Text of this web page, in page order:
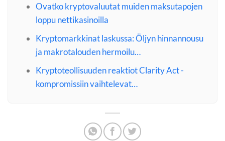
Ovatko kryptovaluutat muiden maksutapojen
loppu nettikasinoilla
Kryptomarkkinat laskussa: Öljyn hinnannousu
ja makrotalouden hermoilu…
Kryptoteollisuuden reaktiot Clarity Act -
kompromissiin vaihtelevat…